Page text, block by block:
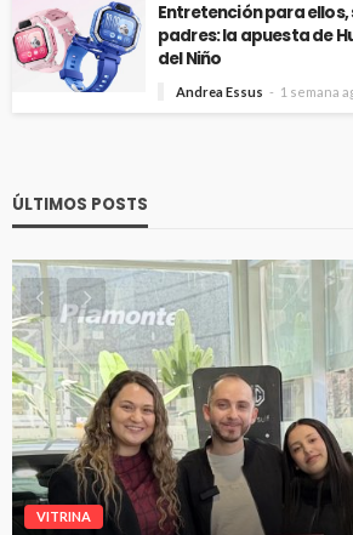
Entretención para
padres: la apuesta de
del Niño
Andrea Essus 1 semana
ÚLTIMOS POSTS
VITRINA